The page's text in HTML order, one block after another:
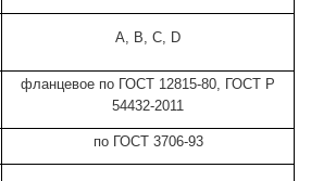
A, B, C, D
фланцевое по ГОСТ 12815-80, ГОСТ Р
54432-2011
по ГОСТ 3706-93